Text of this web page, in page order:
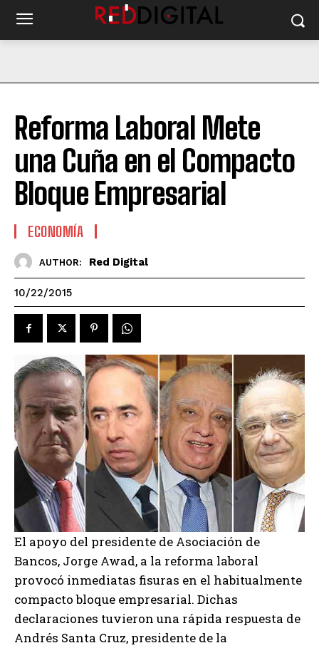
Reforma Laboral Mete
una Cuña en el Compacto
Bloque Empresarial
ECONOMÍA
AUTHOR: Red Digital
10/22/2015
El apoyo del presidente de Asociación de
Bancos, Jorge Awad, a la reforma laboral
provocó inmediatas fisuras en el habitualmente
compacto bloque empresarial. Dichas
declaraciones tuvieron una rápida respuesta de
Andrés Santa Cruz, presidente de la